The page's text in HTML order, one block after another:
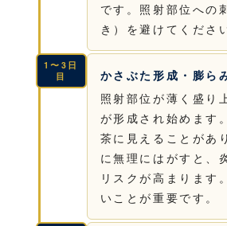
です。照射部位への
き）を避けてくださ
1〜3日
目
かさぶた形成・膨ら
照射部位が薄く盛り
が形成され始めます
茶に見えることがあ
に無理にはがすと、
リスクが高まります
いことが重要です。